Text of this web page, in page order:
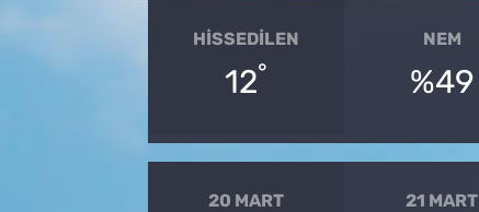
HISSEDILEN
12°
NEM
%49
20 MART 21 MART